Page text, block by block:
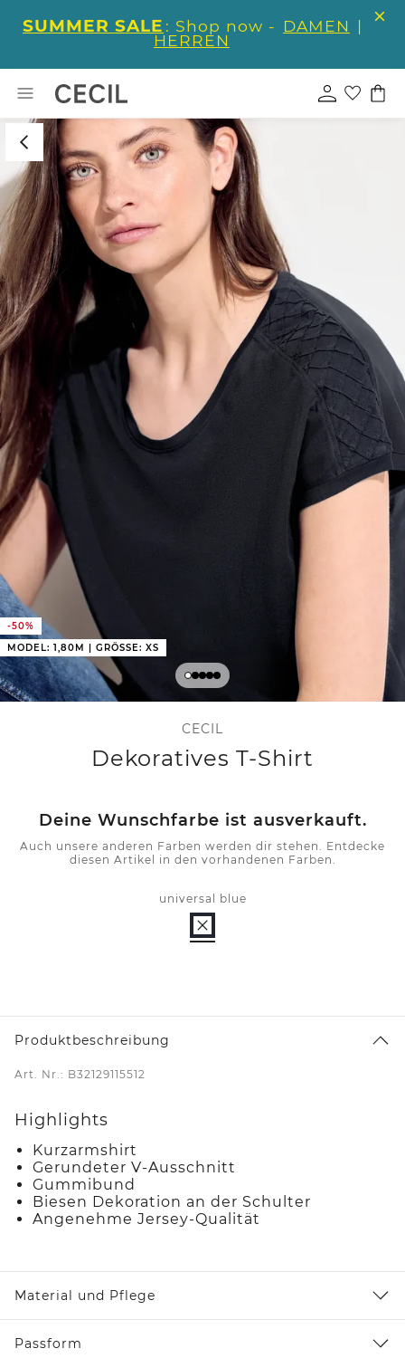
SUMMER SALE : Shop now - DAMEN |
HERREN
-50%
MODEL: 1,80M | GRÖSSE: XS
CECIL
Dekoratives T-Shirt
Deine Wunschfarbe ist ausverkauft.
Auch unsere anderen Farben werden dir stehen. Entdecke
diesen Artikel in den vorhandenen Farben.
universal blue
Produktbeschreibung
Art. Nr.: B32129115512
Highlights
Kurzarmshirt
Gerundeter V-Ausschnitt
Gummibund
Biesen Dekoration an der Schulter
Angenehme Jersey-Qualität
Material und Pflege
Passform